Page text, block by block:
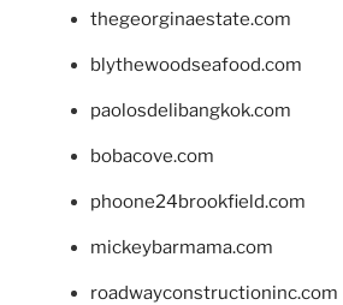
thegeorginaestate.com
blythewoodseafood.com
paolosdelibangkok.com
bobacove.com
phoone24brookfield.com
mickeybarmama.com
roadwayconstructioninc.com